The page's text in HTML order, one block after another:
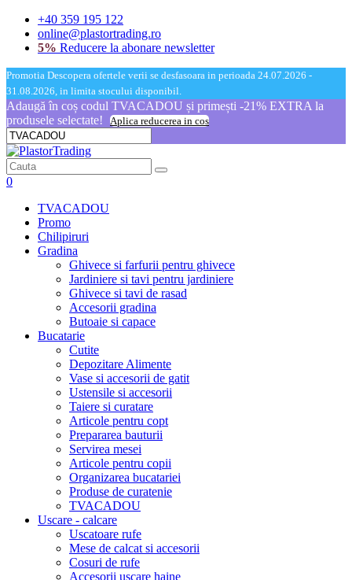
+40 359 195 122
online@plastortrading.ro
5% Reducere la abonare newsletter
Promotia Descopera ofertele verii se desfasoara in perioada 24.07.2026 -
31.08.2026, in limita stocului disponibil.
Adaugă în coș codul TVACADOU și primești -21% EXTRA la
produsele selectate!
Aplica reducerea in cos
0
TVACADOU
Promo
Chilipiruri
Gradina
Ghivece si farfurii pentru ghivece
Jardiniere si tavi pentru jardiniere
Ghivece si tavi de rasad
Accesorii gradina
Butoaie si capace
Bucatarie
Cutite
Depozitare Alimente
Vase si accesorii de gatit
Ustensile si accesorii
Taiere si curatare
Articole pentru copt
Prepararea bauturii
Servirea mesei
Articole pentru copii
Organizarea bucatariei
Produse de curatenie
TVACADOU
Uscare - calcare
Uscatoare rufe
Mese de calcat si accesorii
Cosuri de rufe
Accesorii uscare haine